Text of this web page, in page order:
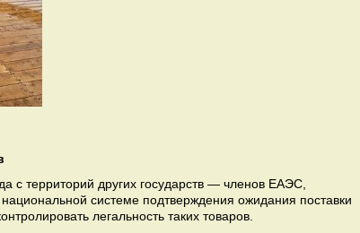
с территорий других государств — членов ЕАЭС,
системе подтверждения ожидания поставки
легальность таких товаров.